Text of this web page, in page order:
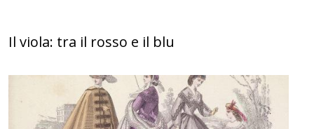
Il viola: tra il rosso e il blu